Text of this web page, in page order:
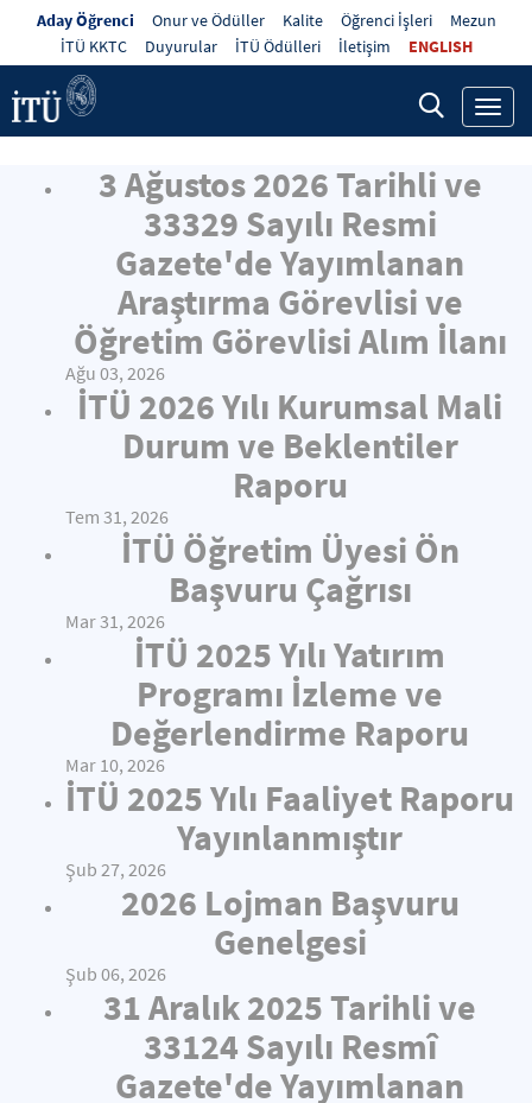
Aday Öğrenci Onur ve Ödüller Kalite Öğrenci İşleri
Mezun
İTÜ KKTC
Duyurular İTÜ Ödülleri İletişim ENGLISH
3 Ağustos 2026 Tarihli ve
33329 Sayılı Resmi
Gazete'de Yayımlanan
Araştırma Görevlisi ve
Öğretim Görevlisi Alım İlanı
Ağu 03, 2026
İTÜ 2026 Yılı Kurumsal Mali
Durum ve Beklentiler
Raporu
Tem 31, 2026
İTÜ Öğretim Üyesi Ön
Başvuru Çağrısı
Mar 31, 2026
İTÜ 2025 Yılı Yatırım
Programı İzleme ve
Değerlendirme Raporu
Mar 10, 2026
İTÜ 2025 Yılı Faaliyet Raporu
Yayınlanmıştır
Şub 27, 2026
2026 Lojman Başvuru
Genelgesi
Şub 06, 2026
31 Aralık 2025 Tarihli ve
33124 Sayılı Resmî
Gazete'de Yayımlanan